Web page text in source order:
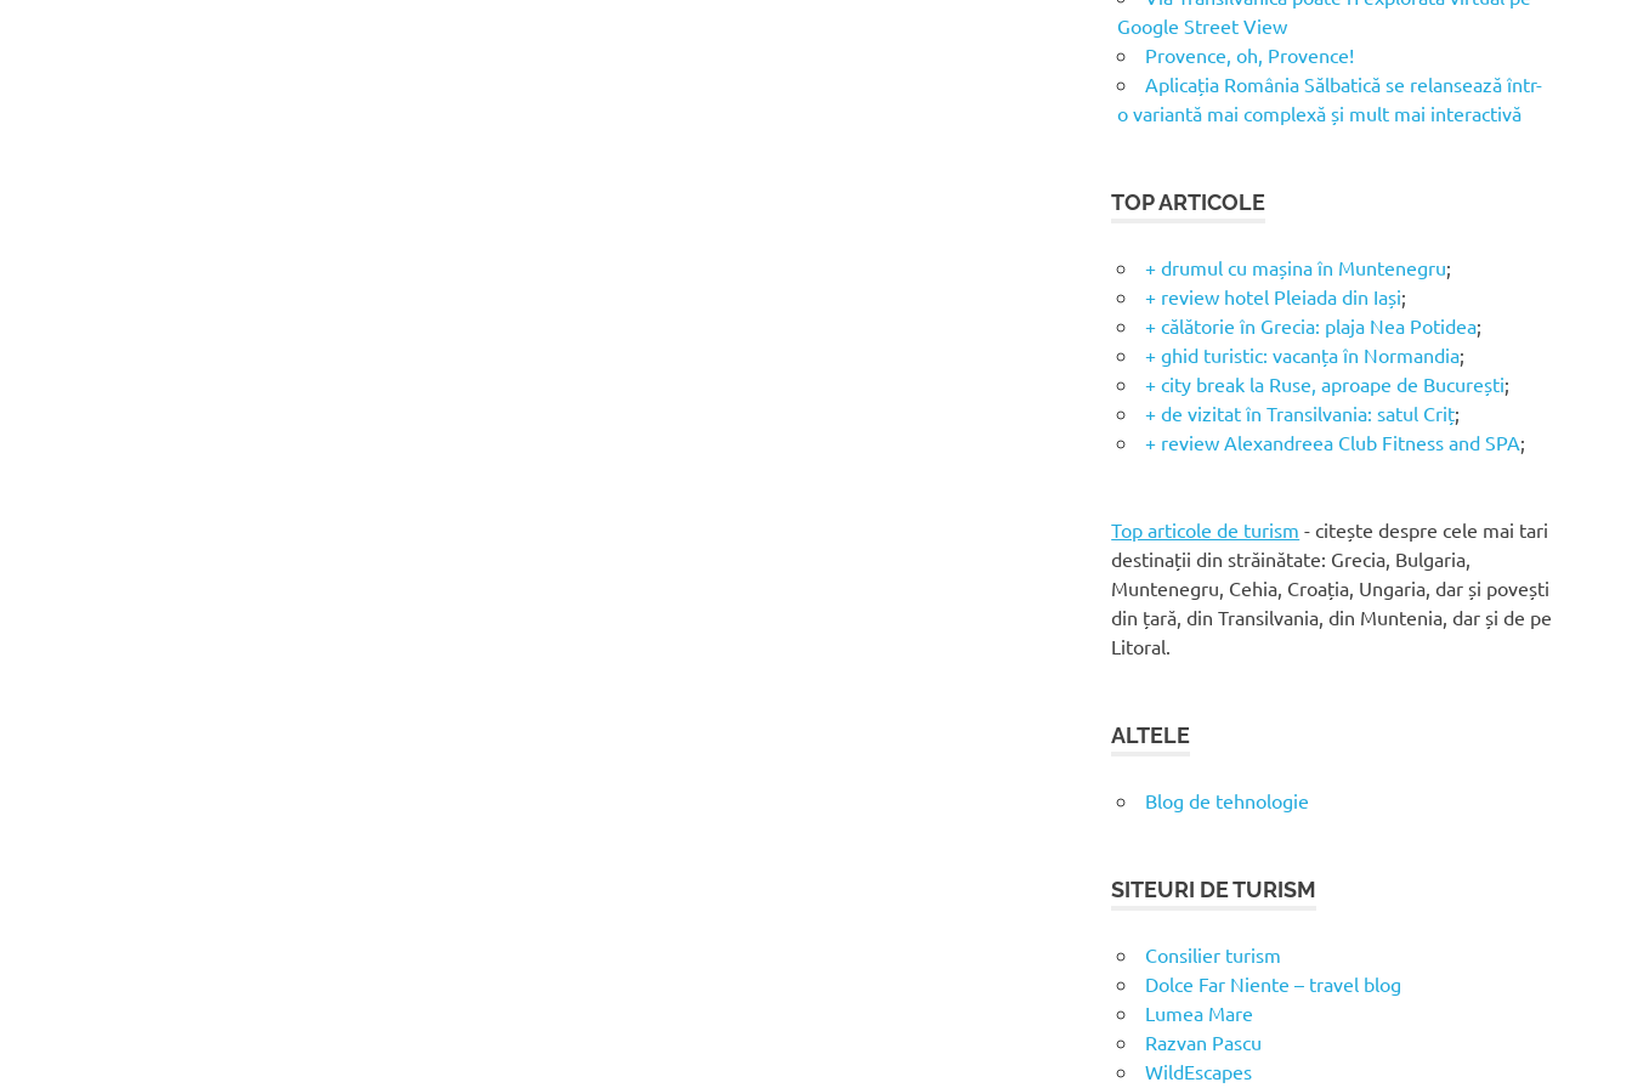
Google Street View
Provence, oh, Provence!
Aplicația România Sălbatică se relansează într-
o variantă mai complexă și mult mai interactivă
TOP ARTICOLE
+ drumul cu mașina în Muntenegru;
+ review hotel Pleiada din Iași;
+ călătorie în Grecia: plaja Nea Potidea;
+ ghid turistic: vacanța în Normandia;
+ city break la Ruse, aproape de București;
+ de vizitat în Transilvania: satul Criț;
+ review Alexandreea Club Fitness and SPA;
Top articole de turism - citește despre cele mai tari
destinații din străinătate: Grecia, Bulgaria,
Muntenegru, Cehia, Croația, Ungaria, dar și povești
din țară, din Transilvania, din Muntenia, dar și de pe
Litoral.
ALTELE
Blog de tehnologie
SITEURI DE TURISM
Consilier turism
Dolce Far Niente – travel blog
Lumea Mare
Razvan Pascu
WildEscapes